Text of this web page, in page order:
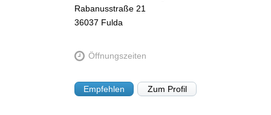
Rabanusstraße 21
36037 Fulda
Öffnungszeiten
Empfehlen Zum Profil